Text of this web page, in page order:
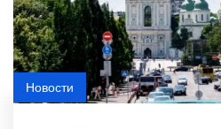
Новости